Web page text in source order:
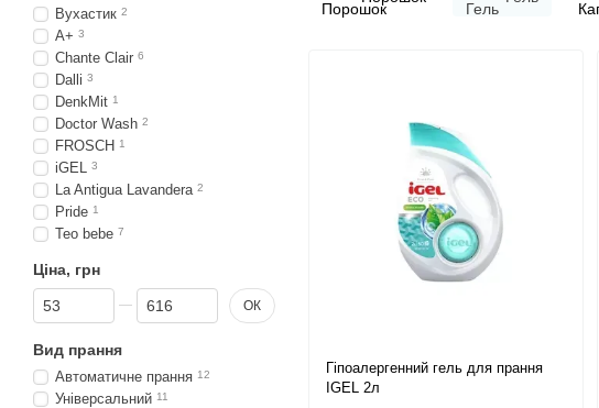
Гіпоалергенний гель для прання
IGEL 2л
Вухастик 2
A+ 3
Chante Clair 6
Dalli 3
DenkMit 1
Doctor Wash 2
FROSCH 1
iGEL 3
La Antigua Lavandera 2
Pride 1
Teo bebe 7
Ціна, грн
Від Ціна, грн
До Ціна, грн ОК
Вид прання
Автоматичне прання 12
Універсальний 11